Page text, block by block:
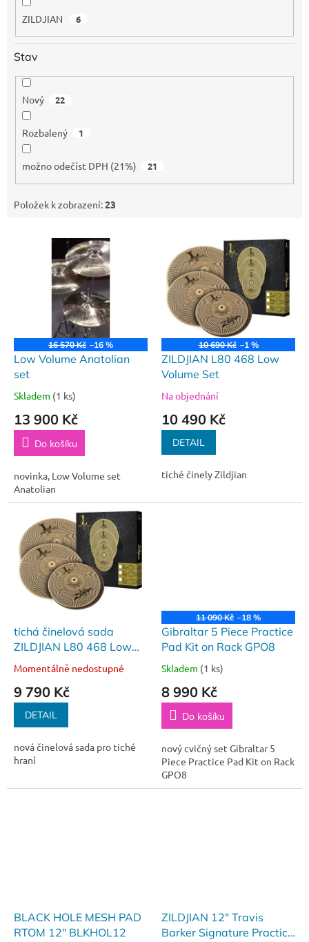
ZILDJIAN 6
Stav
Nový 22
Rozbalený 1
možno odečíst DPH (21%) 21
Položek k zobrazení:23
16 570 Kč –16 %
Low Volume Anatolian
set
Skladem (1 ks)
13 900 Kč
Do košíku
novinka, Low Volume set
Anatolian
10 690 Kč –1 %
ZILDJIAN L80 468 Low
Volume Set
Na objednání
10 490 Kč
DETAIL
tiché činely Zildjian
tichá činelová sada
ZILDJIAN L80 468 Low
Volume Box Set
Momentálně nedostupné
9 790 Kč
DETAIL
nová činelová sada pro tiché
hraní
11 090 Kč –18 %
Gibraltar 5 Piece Practice
Pad Kit on Rack GPO8
Skladem (1 ks)
8 990 Kč
Do košíku
nový cvičný set Gibraltar 5
Piece Practice Pad Kit on Rack
GPO8
BLACK HOLE MESH PAD
RTOM 12" BLKHOL12
ZILDJIAN 12" Travis
Barker Signature Practice